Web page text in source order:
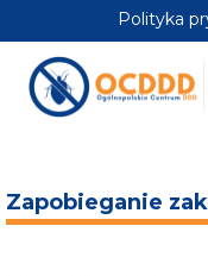
Polityka
Zapobieganie